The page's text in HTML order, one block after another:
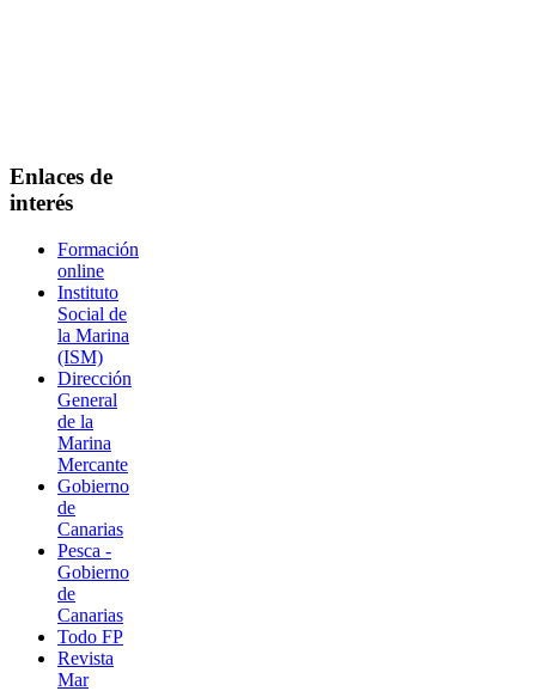
Enlaces de
interés
Formación
online
Instituto
Social de
la Marina
(ISM)
Dirección
General
de la
Marina
Mercante
Gobierno
de
Canarias
Pesca -
Gobierno
de
Canarias
Todo FP
Revista
Mar